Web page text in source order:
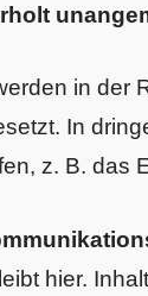
in der
In
z. B. das
hier.